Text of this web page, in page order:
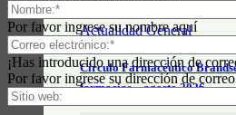
Actualidad General
Círculo Farmacéutico
farmacias – agosto 2026
Por favor ingrese su nombre aquí
¡Has introducido una dirección de
Por favor ingrese su dirección de